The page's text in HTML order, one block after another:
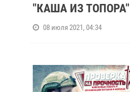
"КАША ИЗ
08 июля 2021, 04:34